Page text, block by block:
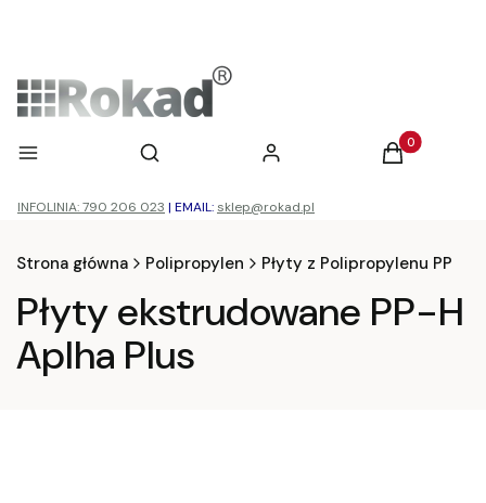
Menu Otwórz wyszukiwarkę
Szukaj Zaloguj się Produkty w
Koszyk
INFOLINIA: 790 206 023 | EMAIL: sklep@rokad.pl
Strona główna Polipropylen Płyty z Polipropylenu PP
Płyty ekstrudowane PP-H
Aplha Plus